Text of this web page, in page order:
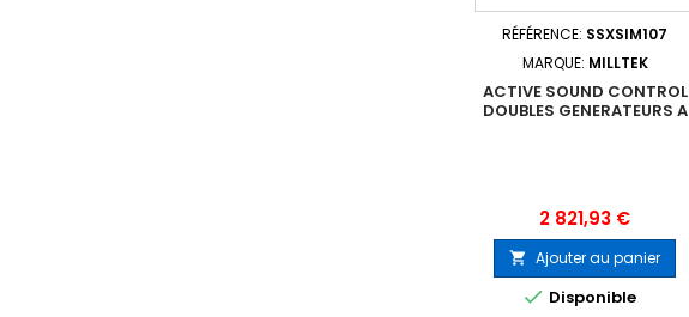
RÉFÉRENCE: SSXSIM107
MARQUE: MILLTEK
ACTIVE SOUND CONTROL
DOUBLES GENERATEURS A
Prix
2 821,93 €
 Ajouter au panier
 Disponible